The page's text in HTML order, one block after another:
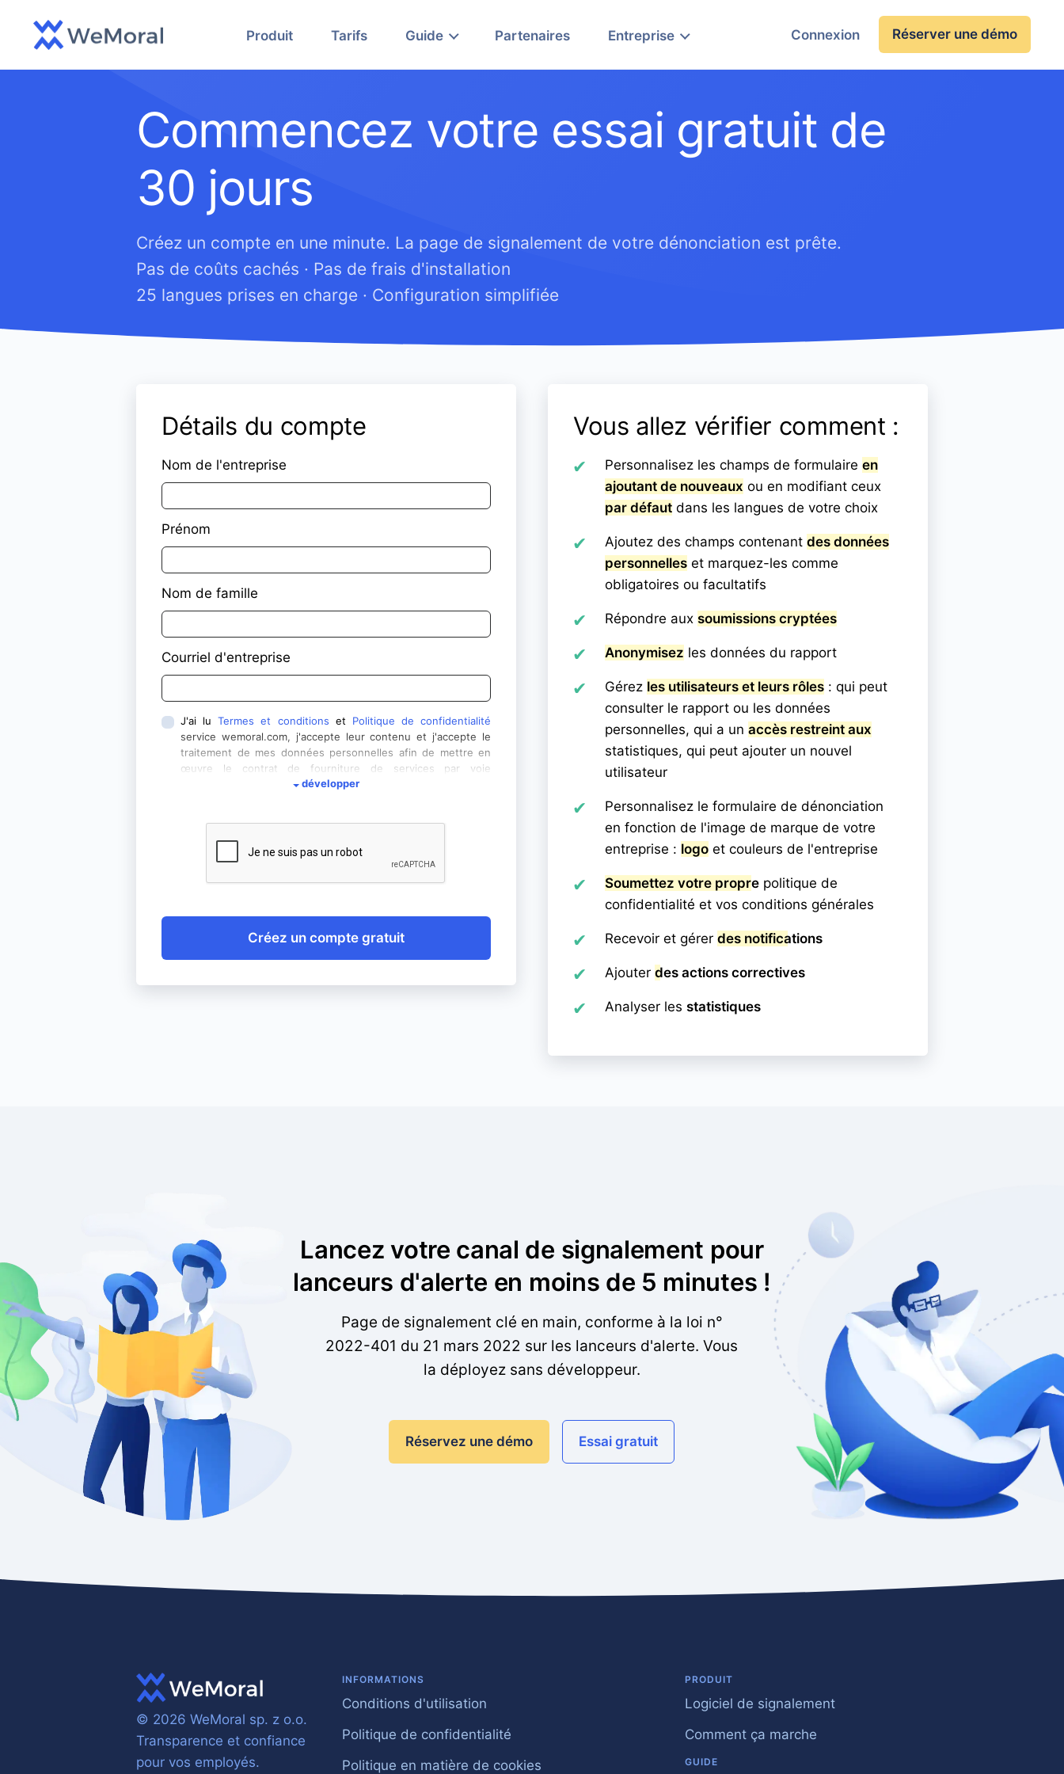
Produit Tarifs Guide Partenaires Entreprise Connexion Réserver une démo
Commencez votre essai gratuit de
30 jours
Créez un compte en une minute. La page de signalement de votre dénonciation est prête.
Pas de coûts cachés · Pas de frais d'installation
25 langues prises en charge · Configuration simplifiée
Détails du compte
Nom de l'entreprise
Prénom
Nom de famille
Courriel d'entreprise
J'ai lu Termes et conditions et
Politique de confidentialité
service wemoral.com, j'accepte leur contenu et j'accepte le
traitement de mes données personnelles afin de mettre en
œuvre le contrat de fourniture de services par voie
électronique sous forme d'accès au service wemoral.com. J'ai
moment, sous réserve que le retrait du consentement
n'affecte pas la légalité du traitement effectué avant son
retrait.
développer
Créez un compte gratuit
Vous allez vérifier comment :
Personnalisez les champs de formulaire en
ajoutant de nouveaux ou en modifiant ceux
par défaut dans les langues de votre choix
Ajoutez des champs contenant des données
personnelles et marquez-les comme
obligatoires ou facultatifs
Répondre aux soumissions cryptées
Anonymisez les données du rapport
Gérez les utilisateurs et leurs rôles : qui peut
consulter le rapport ou les données
personnelles, qui a un accès restreint aux
statistiques, qui peut ajouter un nouvel
utilisateur
Personnalisez le formulaire de dénonciation
en fonction de l'image de marque de votre
entreprise : logo et couleurs de l'entreprise
Soumettez votre propre politique de
confidentialité et vos conditions générales
Recevoir et gérer des notifications
Ajouter des actions correctives
Analyser les statistiques
Lancez votre canal de signalement pour
lanceurs d'alerte en moins de 5 minutes !
Page de signalement clé en main, conforme à la loi n°
2022-401 du 21 mars 2022 sur les lanceurs d'alerte. Vous
la déployez sans développeur.
Réservez une démo Essai gratuit
© 2026 WeMoral sp. z o.o.
Transparence et confiance
pour vos employés.
INFORMATIONS
Conditions d'utilisation
Politique de confidentialité
Politique en matière de cookies
PRODUIT
Logiciel de signalement
Comment ça marche
GUIDE